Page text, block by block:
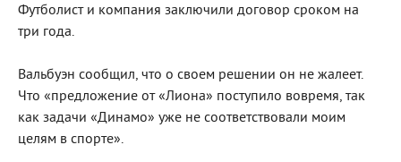
Футболист и компания заключили договор сроком на
три года.
Вальбуэн сообщил, что о своем решении он не жалеет.
Что «предложение от «Лиона» поступило вовремя, так
как задачи «Динамо» уже не соответствовали моим
целям в спорте».